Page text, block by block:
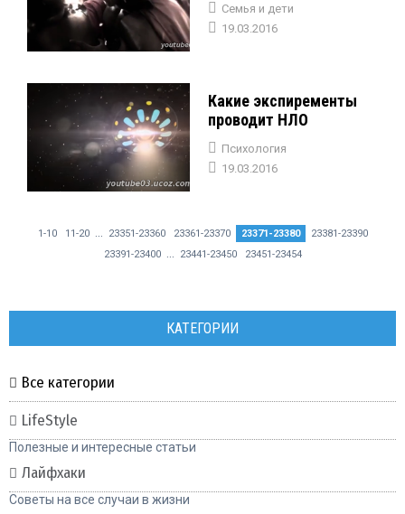
Семья и дети
19.03.2016
Какие экспиременты
проводит НЛО
Психология
19.03.2016
1-10 11-20 23351-23360 23361-23370 23371-23380
23381-23390
23391-23400
23441-23450 23451-23454
КАТЕГОРИИ
Все категории
LifeStyle
Полезные и интересные статьи
Лайфхаки
Советы на все случаи в жизни